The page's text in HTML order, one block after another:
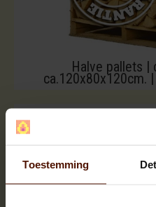
Toestemming
Halve pallets |
ca.120x80x120cm.